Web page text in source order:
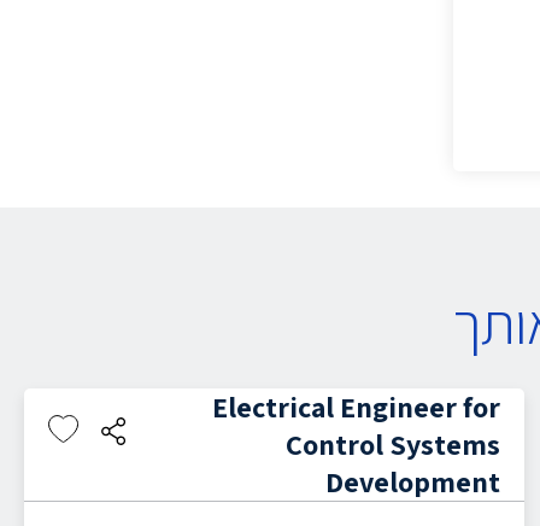
Electrical Engineer for
Control Systems
Development